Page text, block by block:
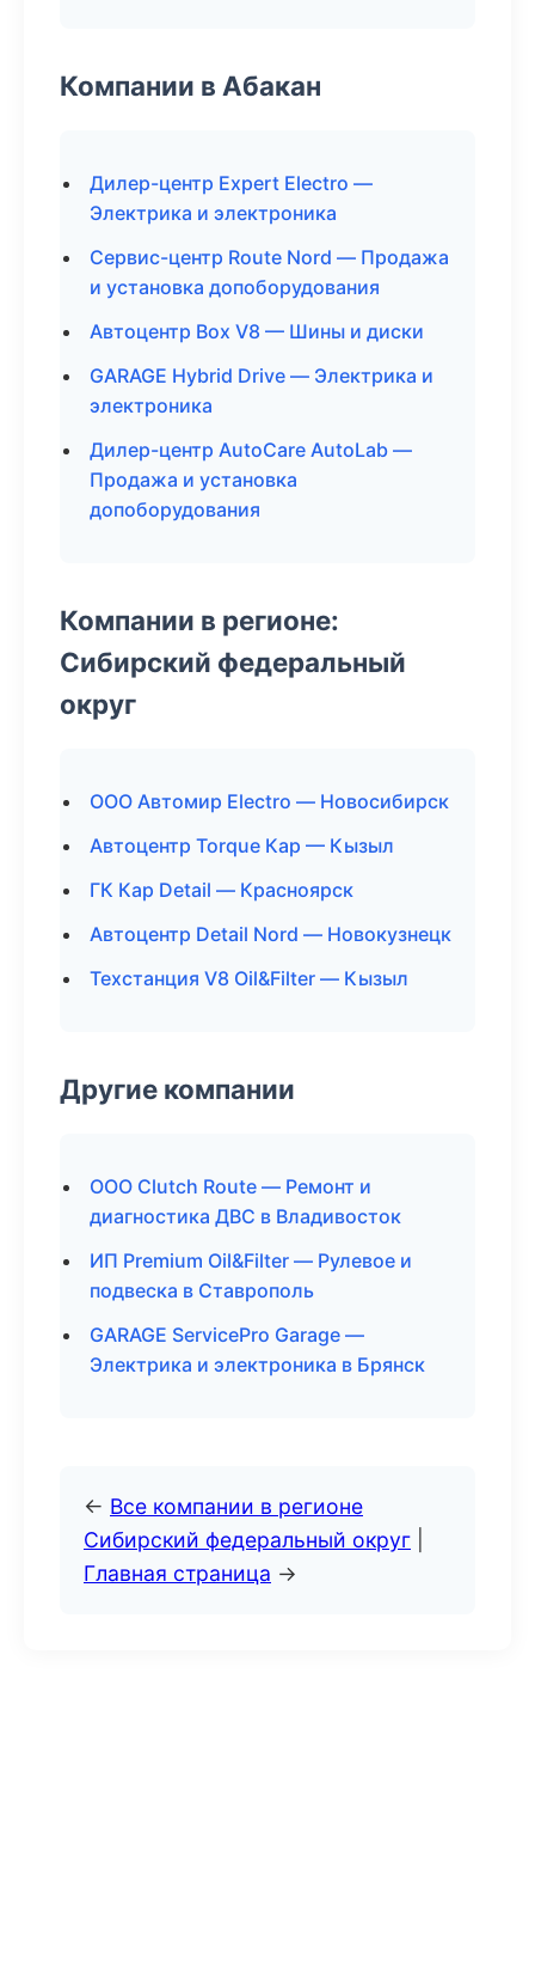
Компании в Абакан
Дилер-центр Expert Electro —
Электрика и электроника
Сервис-центр Route Nord — Продажа
и установка допоборудования
Автоцентр Box V8 — Шины и диски
GARAGE Hybrid Drive — Электрика и
электроника
Дилер-центр AutoCare AutoLab —
Продажа и установка
допоборудования
Компании в регионе:
Сибирский федеральный
округ
ООО Автомир Electro — Новосибирск
Автоцентр Torque Кар — Кызыл
ГК Кар Detail — Красноярск
Автоцентр Detail Nord — Новокузнецк
Техстанция V8 Oil&Filter — Кызыл
Другие компании
ООО Clutch Route — Ремонт и
диагностика ДВС в Владивосток
ИП Premium Oil&Filter — Рулевое и
подвеска в Ставрополь
GARAGE ServicePro Garage —
Электрика и электроника в Брянск
← Все компании в регионе
Сибирский федеральный округ
Главная страница →